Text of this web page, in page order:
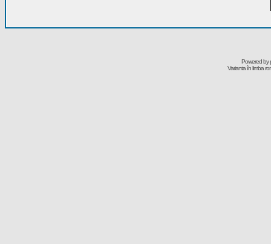
Powered by
Varianta în limba